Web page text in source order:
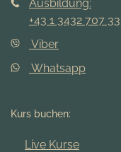
Ausbildung:
+43 1 3432 707
Viber
Whatsapp
Kurs buchen:
Live Kurse